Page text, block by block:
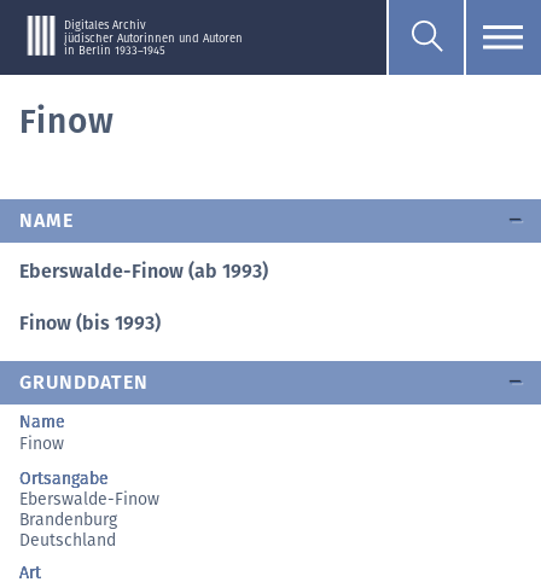
Digitales Archiv
jüdischer Autorinnen und Autoren
in Berlin 1933–1945
Finow
NAME
Eberswalde-Finow (ab 1993)
Finow (bis 1993)
GRUNDDATEN
Name
Finow
Ortsangabe
Eberswalde-Finow
Brandenburg
Deutschland
Art